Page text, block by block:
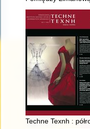
Techne Texnh :